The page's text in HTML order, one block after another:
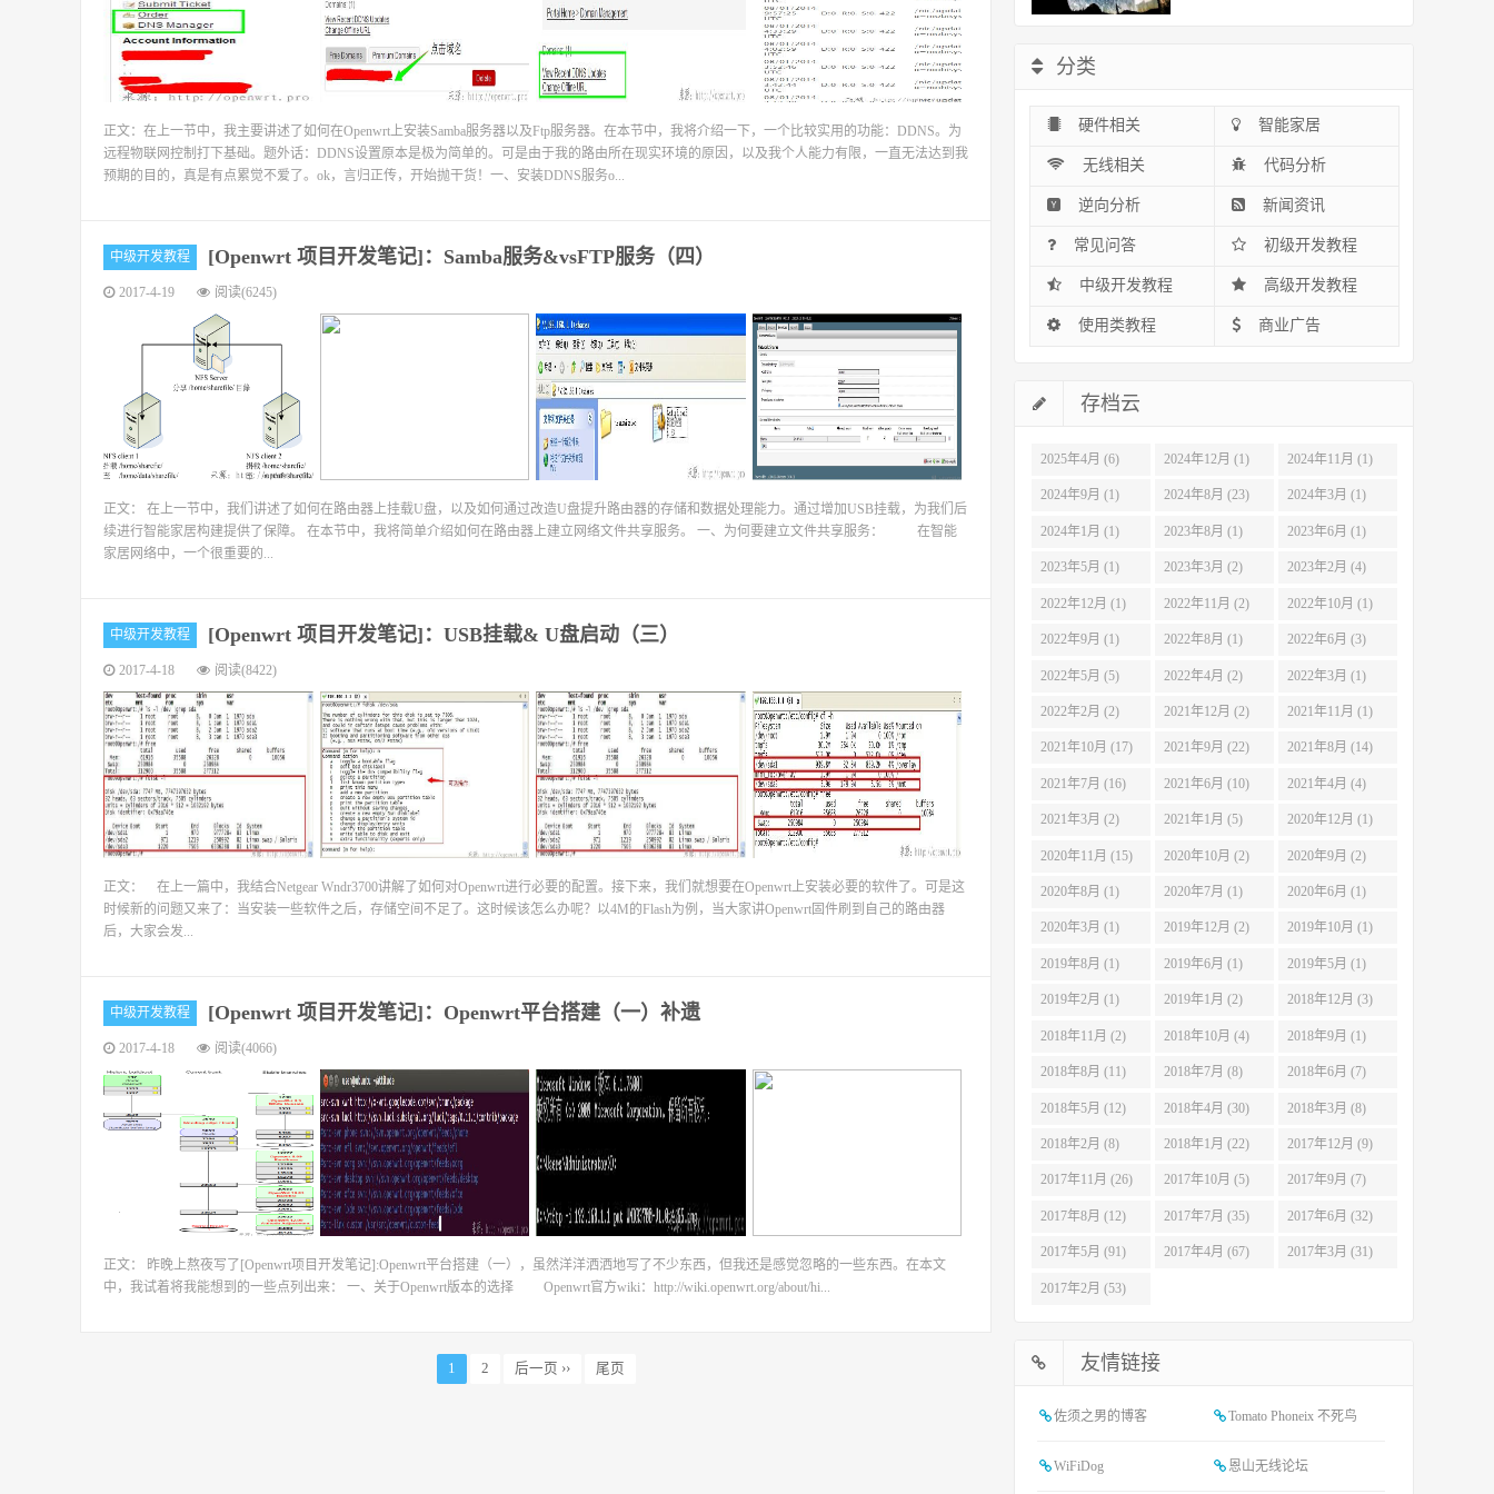
正文：在上一节中，我主要讲述了如何在Openwrt上安装Samba服务器以及Ftp服务器。在本节中，我将介绍一下，一个比较实用的功能：DDNS。为
远程物联网控制打下基础。题外话：DDNS设置原本是极为简单的。可是由于我的路由所在现实环境的原因，以及我个人能力有限，一直无法达到我
预期的目的，真是有点累觉不爱了。ok，言归正传，开始抛干货！一、安装DDNS服务o...
中级开发教程 [Openwrt 项目开发笔记]：Samba服务&vsFTP服务（四）
2017-4-19 阅读(6245)
正文： 在上一节中，我们讲述了如何在路由器上挂载U盘，以及如何通过改造U盘提升路由器的存储和数据处理能力。通过增加USB挂载，为我们后
续进行智能家居构建提供了保障。 在本节中，我将简单介绍如何在路由器上建立网络文件共享服务。 一、为何要建立文件共享服务： 在智能
家居网络中，一个很重要的...
中级开发教程 [Openwrt 项目开发笔记]：USB挂载& U盘启动（三）
2017-4-18 阅读(8422)
正文： 在上一篇中，我结合Netgear Wndr3700讲解了如何对Openwrt进行必要的配置。接下来，我们就想要在Openwrt上安装必要的软件了。可是这
时候新的问题又来了：当安装一些软件之后，存储空间不足了。这时候该怎么办呢？以4M的Flash为例，当大家讲Openwrt固件刷到自己的路由器
后，大家会发...
中级开发教程 [Openwrt 项目开发笔记]：Openwrt平台搭建（一）补遗
2017-4-18 阅读(4066)
正文： 昨晚上熬夜写了[Openwrt项目开发笔记]:Openwrt平台搭建（一），虽然洋洋洒洒地写了不少东西，但我还是感觉忽略的一些东西。在本文
中，我试着将我能想到的一些点列出来： 一、关于Openwrt版本的选择 Openwrt官方wiki：http://wiki.openwrt.org/about/hi...
1 2 后一页 ›› 尾页
分类
硬件相关 智能家居
无线相关 代码分析
逆向分析 新闻资讯
常见问答 初级开发教程
中级开发教程 高级开发教程
使用类教程 商业广告
存档云
2025年4月 (6) 2024年12月 (1) 2024年11月 (1)
2024年9月 (1) 2024年8月 (23) 2024年3月 (1)
2024年1月 (1) 2023年8月 (1) 2023年6月 (1)
2023年5月 (1) 2023年3月 (2) 2023年2月 (4)
2022年12月 (1) 2022年11月 (2) 2022年10月 (1)
2022年9月 (1) 2022年8月 (1) 2022年6月 (3)
2022年5月 (5) 2022年4月 (2) 2022年3月 (1)
2022年2月 (2) 2021年12月 (2) 2021年11月 (1)
2021年10月 (17) 2021年9月 (22) 2021年8月 (14)
2021年7月 (16) 2021年6月 (10) 2021年4月 (4)
2021年3月 (2) 2021年1月 (5) 2020年12月 (1)
2020年11月 (15) 2020年10月 (2) 2020年9月 (2)
2020年8月 (1) 2020年7月 (1) 2020年6月 (1)
2020年3月 (1) 2019年12月 (2) 2019年10月 (1)
2019年8月 (1) 2019年6月 (1) 2019年5月 (1)
2019年2月 (1) 2019年1月 (2) 2018年12月 (3)
2018年11月 (2) 2018年10月 (4) 2018年9月 (1)
2018年8月 (11) 2018年7月 (8) 2018年6月 (7)
2018年5月 (12) 2018年4月 (30) 2018年3月 (8)
2018年2月 (8) 2018年1月 (22) 2017年12月 (9)
2017年11月 (26) 2017年10月 (5) 2017年9月 (7)
2017年8月 (12) 2017年7月 (35) 2017年6月 (32)
2017年5月 (91) 2017年4月 (67) 2017年3月 (31)
2017年2月 (53)
友情链接
佐须之男的博客 Tomato Phoneix 不死鸟
WiFiDog 恩山无线论坛